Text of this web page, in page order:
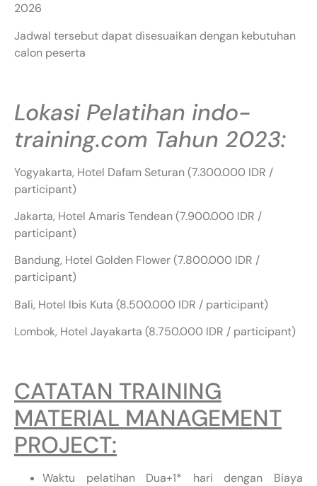
2026
Jadwal tersebut dapat disesuaikan dengan kebutuhan
calon peserta
Lokasi Pelatihan indo-
training.com Tahun 2023:
Yogyakarta, Hotel Dafam Seturan (7.300.000 IDR /
participant)
Jakarta, Hotel Amaris Tendean (7.900.000 IDR /
participant)
Bandung, Hotel Golden Flower (7.800.000 IDR /
participant)
Bali, Hotel Ibis Kuta (8.500.000 IDR / participant)
Lombok, Hotel Jayakarta (8.750.000 IDR / participant)
CATATAN TRAINING
MATERIAL MANAGEMENT
PROJECT:
Waktu pelatihan Dua+1* hari dengan Biaya